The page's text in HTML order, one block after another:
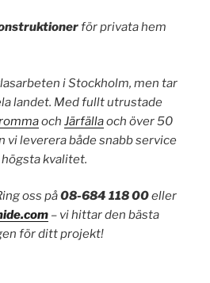
för privata hem
i Stockholm, men tar
landet. Med fullt utrustade
och Järfällaoch över 50
vi leverera både snabb service
kvalitet.
oss på08-684 118 00eller
– vi hittar den bästa
för ditt projekt!